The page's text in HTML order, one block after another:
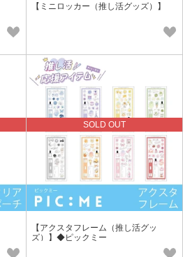
【ミニロッカー（推し活グッズ）】
SOLD OUT
【アクスタフレーム（推し活グッ
ズ）】◆ピックミー